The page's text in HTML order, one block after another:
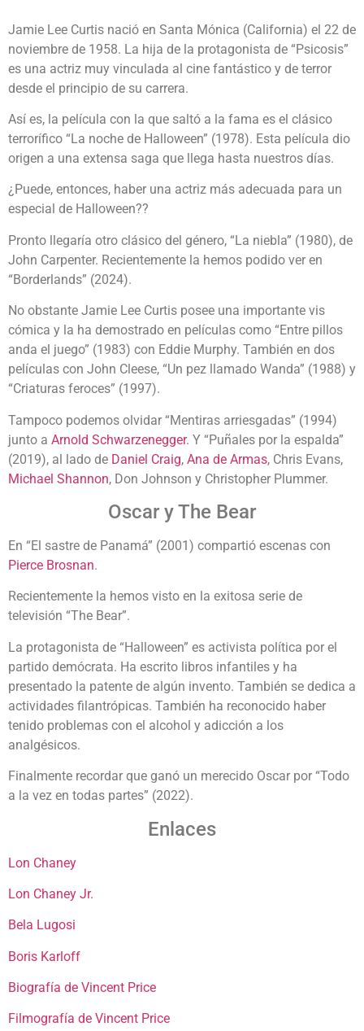
Jamie Lee Curtis nació en Santa Mónica (California) el 22 de
noviembre de 1958. La hija de la protagonista de “Psicosis”
es una actriz muy vinculada al cine fantástico y de terror
desde el principio de su carrera.
Así es, la película con la que saltó a la fama es el clásico
terrorífico “La noche de Halloween” (1978). Esta película dio
origen a una extensa saga que llega hasta nuestros días.
¿Puede, entonces, haber una actriz más adecuada para un
especial de Halloween??
Pronto llegaría otro clásico del género, “La niebla” (1980), de
John Carpenter. Recientemente la hemos podido ver en
“Borderlands” (2024).
No obstante Jamie Lee Curtis posee una importante vis
cómica y la ha demostrado en películas como “Entre pillos
anda el juego” (1983) con Eddie Murphy. También en dos
películas con John Cleese, “Un pez llamado Wanda” (1988) y
“Criaturas feroces” (1997).
Tampoco podemos olvidar “Mentiras arriesgadas” (1994)
junto a Arnold Schwarzenegger. Y “Puñales por la espalda”
(2019), al lado de Daniel Craig, Ana de Armas, Chris Evans,
Michael Shannon, Don Johnson y Christopher Plummer.
Oscar y The Bear
En “El sastre de Panamá” (2001) compartió escenas con
Pierce Brosnan.
Recientemente la hemos visto en la exitosa serie de
televisión “The Bear”.
La protagonista de “Halloween” es activista política por el
partido demócrata. Ha escrito libros infantiles y ha
presentado la patente de algún invento. También se dedica a
actividades filantrópicas. También ha reconocido haber
tenido problemas con el alcohol y adicción a los
analgésicos.
Finalmente recordar que ganó un merecido Oscar por “Todo
a la vez en todas partes” (2022).
Enlaces
Lon Chaney
Lon Chaney Jr.
Bela Lugosi
Boris Karloff
Biografía de Vincent Price
Filmografía de Vincent Price